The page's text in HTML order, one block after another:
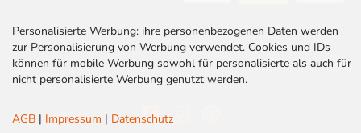
Personalisierte Werbung: ihre personenbezogenen Daten werden
zur Personalisierung von Werbung verwendet. Cookies und IDs
können für mobile Werbung sowohl für personalisierte als auch für
nicht personalisierte Werbung genutzt werden.
AGB | Impressum | Datenschutz